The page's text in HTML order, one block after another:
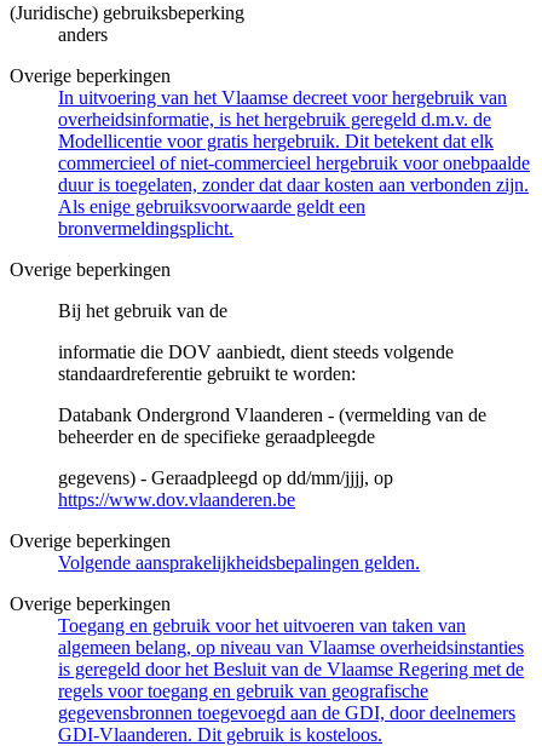
(Juridische) gebruiksbeperking
anders
Overige beperkingen
In uitvoering van het Vlaamse decreet voor hergebruik van
overheidsinformatie, is het hergebruik geregeld d.m.v. de
Modellicentie voor gratis hergebruik. Dit betekent dat elk
commercieel of niet-commercieel hergebruik voor onebpaalde
duur is toegelaten, zonder dat daar kosten aan verbonden zijn.
Als enige gebruiksvoorwaarde geldt een
bronvermeldingsplicht.
Overige beperkingen
Bij het gebruik van de
informatie die DOV aanbiedt, dient steeds volgende
standaardreferentie gebruikt te worden:
Databank Ondergrond Vlaanderen - (vermelding van de
beheerder en de specifieke geraadpleegde
gegevens) - Geraadpleegd op dd/mm/jjjj, op
https://www.dov.vlaanderen.be
Overige beperkingen
Volgende aansprakelijkheidsbepalingen gelden.
Overige beperkingen
Toegang en gebruik voor het uitvoeren van taken van
algemeen belang, op niveau van Vlaamse overheidsinstanties
is geregeld door het Besluit van de Vlaamse Regering met de
regels voor toegang en gebruik van geografische
gegevensbronnen toegevoegd aan de GDI, door deelnemers
GDI-Vlaanderen. Dit gebruik is kosteloos.